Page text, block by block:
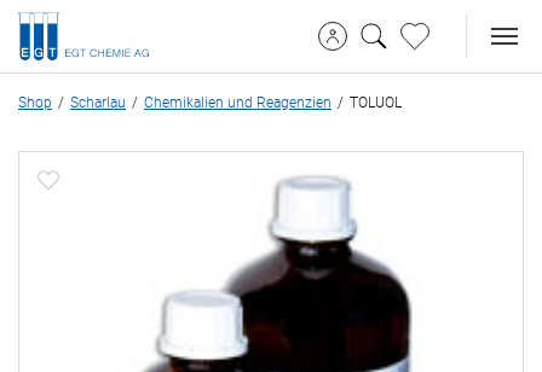
Shop Scharlau Chemikalien und Reagenzien TOLUOL